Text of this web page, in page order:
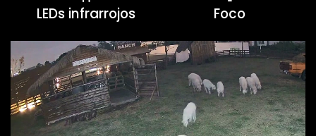
LEDs infrarrojos Foco